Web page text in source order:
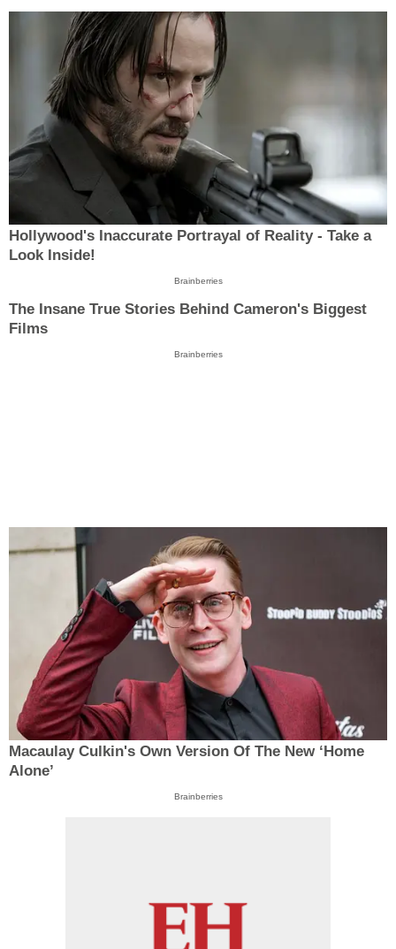
Hollywood's Inaccurate Portrayal of Reality - Take a
Look Inside!
Brainberries
The Insane True Stories Behind Cameron's Biggest
Films
Brainberries
Macaulay Culkin's Own Version Of The New ‘Home
Alone’
Brainberries